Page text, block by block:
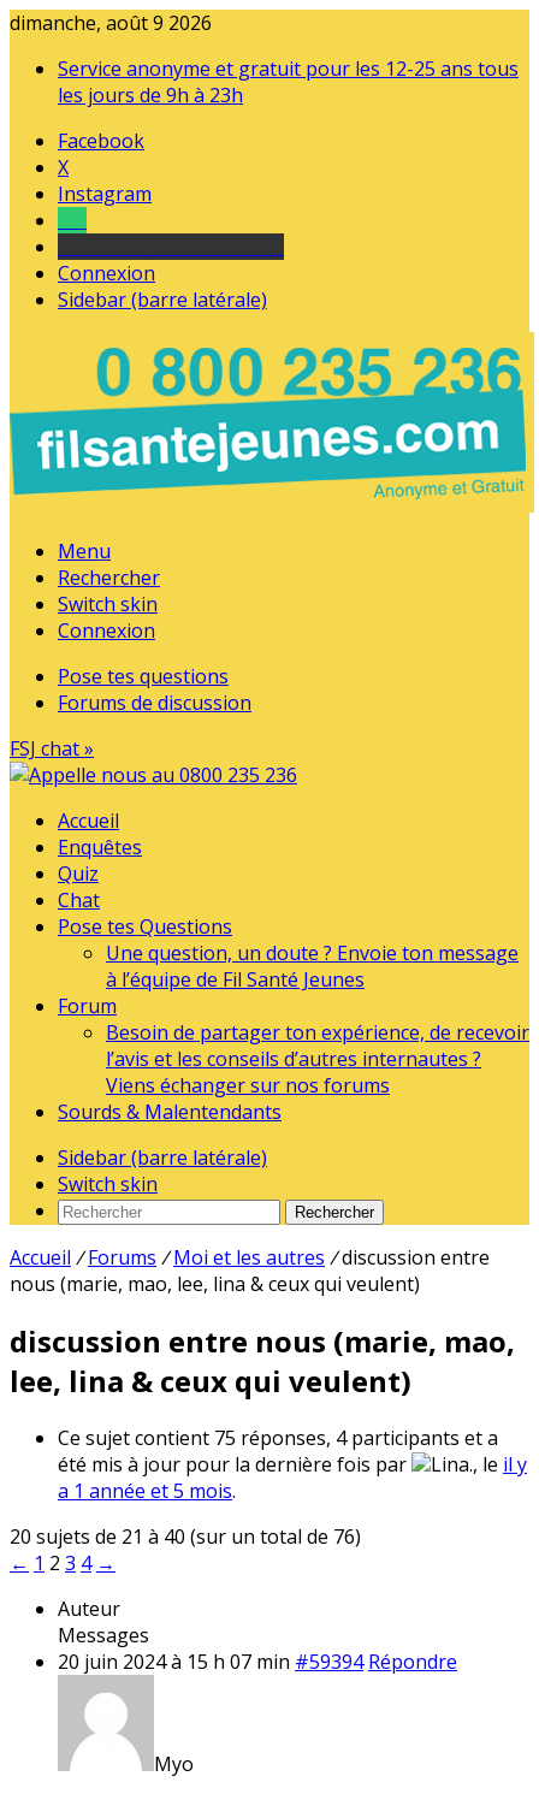
dimanche, août 9 2026
Service anonyme et gratuit pour les 12-25 ans tous
les jours de 9h à 23h
Facebook
X
Instagram
Connexion
Sidebar (barre latérale)
Menu
Rechercher
Switch skin
Connexion
Pose tes questions
Forums de discussion
FSJ chat »
Accueil
Enquêtes
Quiz
Chat
Pose tes Questions
Une question, un doute ? Envoie ton message
à l’équipe de Fil Santé Jeunes
Forum
Besoin de partager ton expérience, de recevoir
l’avis et les conseils d’autres internautes ?
Viens échanger sur nos forums
Sourds & Malentendants
Sidebar (barre latérale)
Switch skin
Rechercher
Accueil / Forums / Moi et les autres /discussion entre
nous (marie, mao, lee, lina & ceux qui veulent)
discussion entre nous (marie, mao,
lee, lina & ceux qui veulent)
Ce sujet contient 75 réponses, 4 participants et a
été mis à jour pour la dernière fois par
Lina., le il y
a 1 année et 5 mois.
20 sujets de 21 à 40 (sur un total de 76)
← 1 2 3 4 →
Auteur
Messages
20 juin 2024 à 15 h 07 min #59394 Répondre
Myo